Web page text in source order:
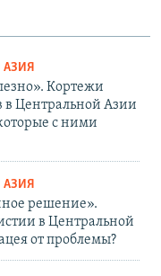
АЗИЯ
Кортежи
в Центральной Азии
с ними
АЗИЯ
решение».
в Центральной
от проблемы?